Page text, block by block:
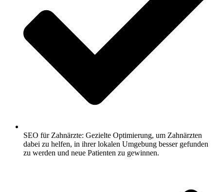
SEO für Zahnärzte: Gezielte Optimierung, um Zahnärzten
dabei zu helfen, in ihrer lokalen Umgebung besser gefunden
zu werden und neue Patienten zu gewinnen.